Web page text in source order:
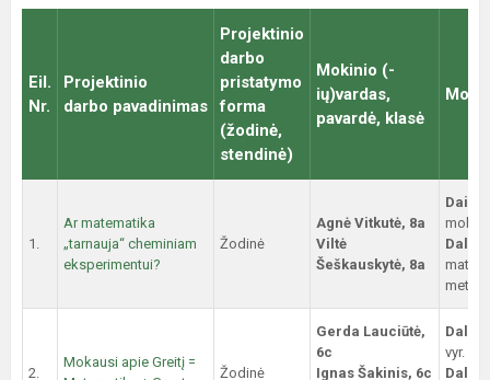
Eil.
Nr.
Projektinio
darbo pavadinimas
Projektinio
darbo
pristatymo
forma
(žodinė,
stendinė)
Mokinio (-
ių)vardas,
pavardė, klasė
1.
Ar matematika
„tarnauja“ cheminiam
eksperimentui?
Žodinė
Agnė Vitkutė, 8a
Viltė
Šeškauskytė, 8a
Daiva
Dalija
2.
Mokausi apie Greitį =
Žodinė
Gerda Lauciūtė,
6c
Ignas Šakinis, 6c
Dalia
vyr.
Dalija